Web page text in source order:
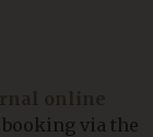
online
booking via the